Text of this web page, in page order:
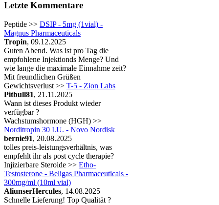
Letzte Kommentare
Peptide >> DSIP - 5mg (1vial) -
Magnus Pharmaceuticals
Tropin, 09.12.2025
Guten Abend. Was ist pro Tag die
empfohlene Injektionds Menge? Und
wie lange die maximale Einnahme zeit?
Mit freundlichen Grüßen
Gewichtsverlust >> T-5 - Zion Labs
Pitbull81, 21.11.2025
Wann ist dieses Produkt wieder
verfügbar ?
Wachstumshormone (HGH) >>
Norditropin 30 I.U. - Novo Nordisk
bernie91, 20.08.2025
tolles preis-leistungsverhältnis, was
empfehlt ihr als post cycle therapie?
Injizierbare Steroide >> Etho-
Testosterone - Beligas Pharmaceuticals -
300mg/ml (10ml vial)
AliunserHercules, 14.08.2025
Schnelle Lieferung! Top Qualität ?